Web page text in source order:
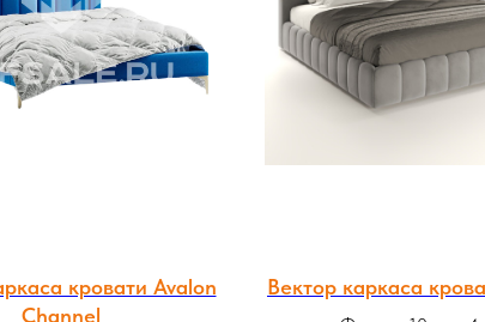
кровати Avalon
Channel
Вектор каркаса